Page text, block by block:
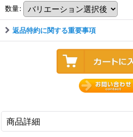
数量:
返品特約に関する重要事項
商品詳細